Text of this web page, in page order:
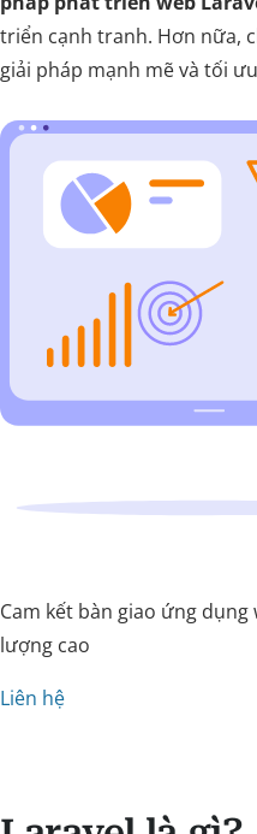
triển cạnh tranh. Hơn nữa,
giải pháp mạnh mẽ và tối
Cam kết bàn giao ứng
lượng cao
Liên hệ